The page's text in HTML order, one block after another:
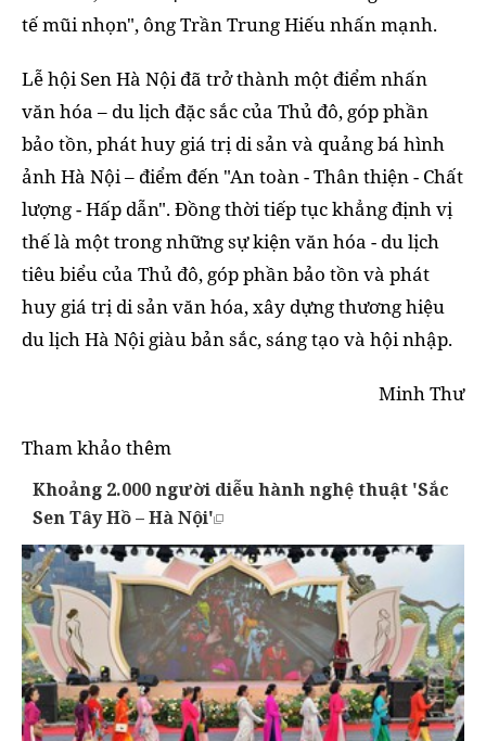
tế mũi nhọn", ông Trần Trung Hiếu nhấn mạnh.
Lễ hội Sen Hà Nội đã trở thành một điểm nhấn
văn hóa – du lịch đặc sắc của Thủ đô, góp phần
bảo tồn, phát huy giá trị di sản và quảng bá hình
ảnh Hà Nội – điểm đến "An toàn - Thân thiện - Chất
lượng - Hấp dẫn". Đồng thời tiếp tục khẳng định vị
thế là một trong những sự kiện văn hóa - du lịch
tiêu biểu của Thủ đô, góp phần bảo tồn và phát
huy giá trị di sản văn hóa, xây dựng thương hiệu
du lịch Hà Nội giàu bản sắc, sáng tạo và hội nhập.
Minh Thư
Tham khảo thêm
Khoảng 2.000 người diễu hành nghệ thuật 'Sắc
Sen Tây Hồ – Hà Nội'